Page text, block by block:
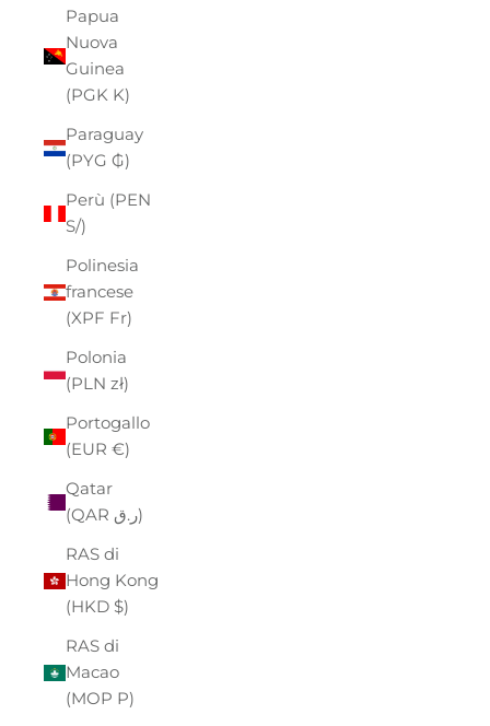
Papua
Nuova
Guinea
(PGK K)
Paraguay
(PYG ₲)
Perù (PEN
S/)
Polinesia
francese
(XPF Fr)
Polonia
(PLN zł)
Portogallo
(EUR €)
Qatar
(QAR ر.ق)
RAS di
Hong Kong
(HKD $)
RAS di
Macao
(MOP P)